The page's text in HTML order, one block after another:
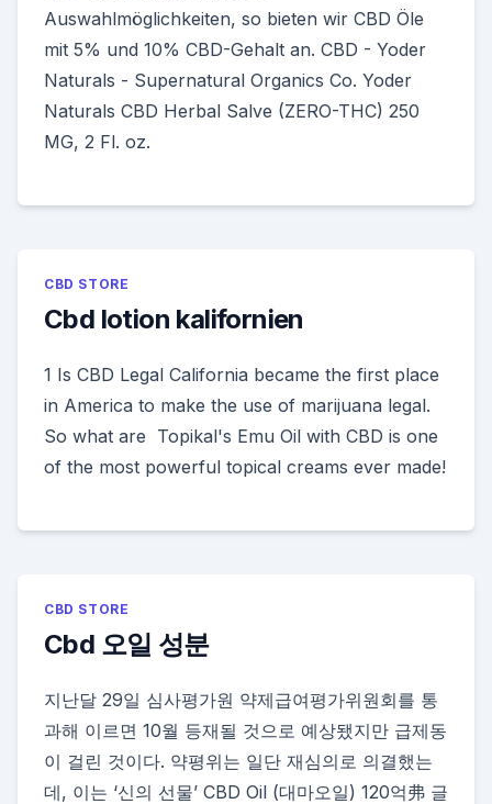
Auswahlmöglichkeiten, so bieten wir CBD Öle
mit 5% und 10% CBD-Gehalt an. CBD - Yoder
Naturals - Supernatural Organics Co. Yoder
Naturals CBD Herbal Salve (ZERO-THC) 250
MG, 2 Fl. oz.
CBD STORE
Cbd lotion kalifornien
1 Is CBD Legal California became the first place
in America to make the use of marijuana legal.
So what are Topikal's Emu Oil with CBD is one
of the most powerful topical creams ever made!
CBD STORE
Cbd 오일 성분
지난달 29일 심사평가원 약제급여평가위원회를 통
과해 이르면 10월 등재될 것으로 예상됐지만 급제동
이 걸린 것이다. 약평위는 일단 재심의로 의결했는
데, 이는 ‘신의 선물’ CBD Oil (대마오일) 120억弗 글